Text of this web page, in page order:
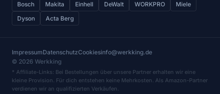
Bosch Makita Einhell DeWalt WORKPRO
Miele
Dyson
Acta Berg
ImpressumDatenschutzCookiesinfo@werkking.de
© 2026 Werkking
* Affiliate-Links: Bei Bestellungen über unsere Partner erhalten wir eine
kleine Provision. Für dich entstehen keine Mehrkosten. Als Amazon-Partner
verdienen wir an qualifizierten Verkäufen.